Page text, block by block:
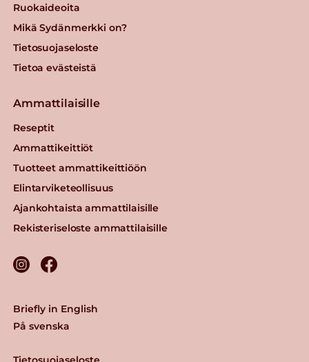
Ruokaideoita
Mikä Sydänmerkki on?
Tietosuojaseloste
Tietoa evästeistä
Ammattilaisille
Reseptit
Ammattikeittiöt
Tuotteet ammattikeittiöön
Elintarviketeollisuus
Ajankohtaista ammattilaisille
Rekisteriseloste ammattilaisille
Briefly in English
På svenska